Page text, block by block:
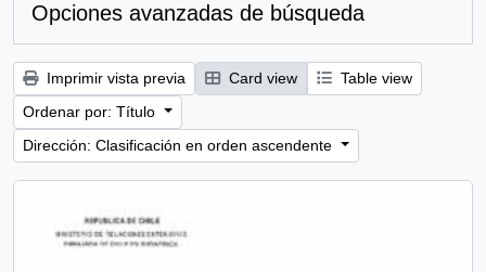
Opciones avanzadas de búsqueda
Imprimir vista previa Card view
Table view
Ordenar por: Título
Dirección: Clasificación en orden ascendente